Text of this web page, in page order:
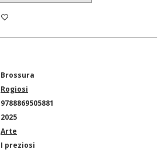
Brossura
Rogiosi
9788869505881
2025
Arte
I preziosi